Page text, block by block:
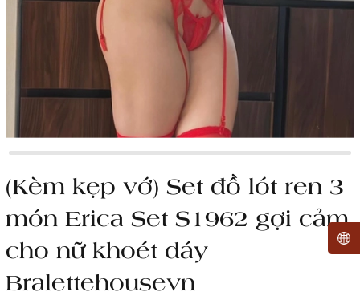
(Kèm kẹp vớ) Set đồ lót ren 3
món Erica Set S1962 gợi cảm
cho nữ khoét đáy
Bralettehousevn